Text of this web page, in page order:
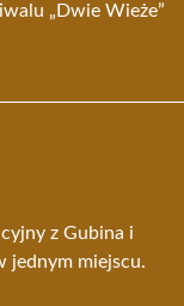
„Dwie Wieże”
z Gubina i
jednym miejscu.